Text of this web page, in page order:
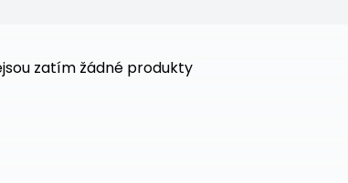
zatím žádné produkty